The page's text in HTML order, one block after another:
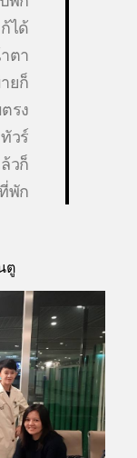
ได้
ตา
ยก็
รง
วร์
วก็
พัก
ตู